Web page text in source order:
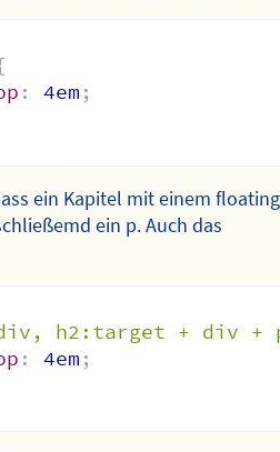
: 4em ;
ein Kapitel mit einem floating
ein p. Auch das
h2:target + div +
: 4em ;